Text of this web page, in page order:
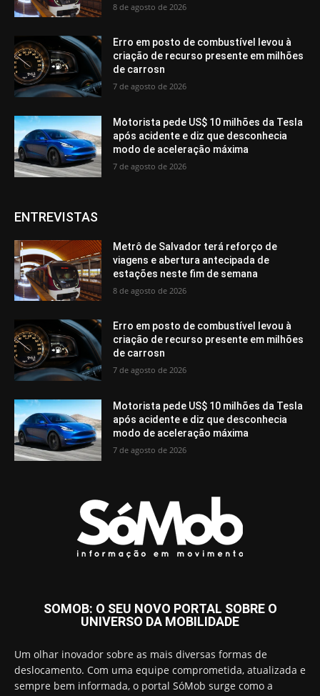
8 de agosto de 2026
Erro em posto de combustível levou à
criação de recurso presente em milhões
de carrosn
7 de agosto de 2026
Motorista pede US$ 10 milhões da Tesla
após acidente e diz que desconhecia
modo de aceleração máxima
7 de agosto de 2026
ENTREVISTAS
Metrô de Salvador terá reforço de
viagens e abertura antecipada de
estações neste fim de semana
8 de agosto de 2026
Erro em posto de combustível levou à
criação de recurso presente em milhões
de carrosn
7 de agosto de 2026
Motorista pede US$ 10 milhões da Tesla
após acidente e diz que desconhecia
modo de aceleração máxima
7 de agosto de 2026
SOMOB: O SEU NOVO PORTAL SOBRE O
UNIVERSO DA MOBILIDADE
Um olhar inovador sobre as mais diversas formas de
deslocamento. Com uma equipe comprometida, atualizada e
sempre bem informada, o portal SóMob surge como a